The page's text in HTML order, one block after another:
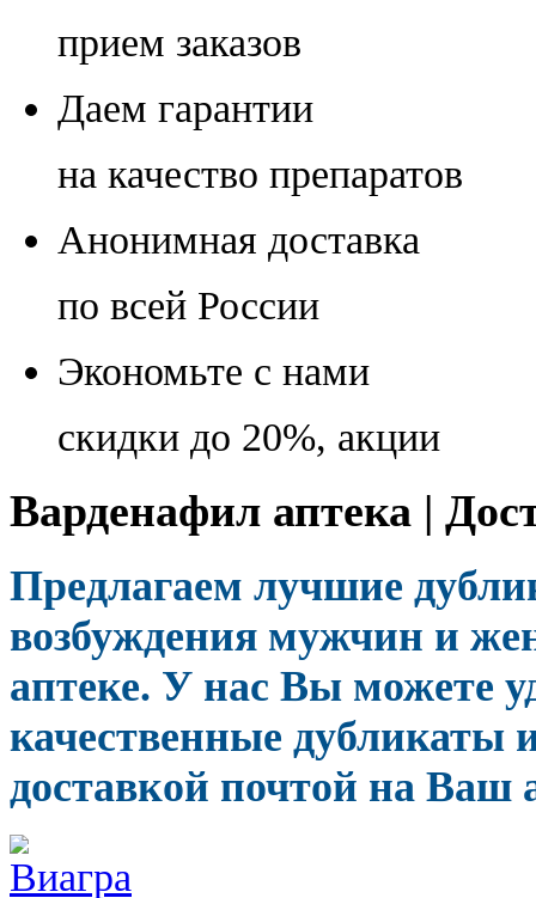
прием заказов
Даем гарантии
на качество препаратов
Анонимная доставка
по всей России
Экономьте с нами
скидки до 20%, акции
Варденафил аптека |
Предлагаем лучшие
возбуждения мужчин и
аптеке. У нас Вы можете
качественные
доставкой почтой на Ваш